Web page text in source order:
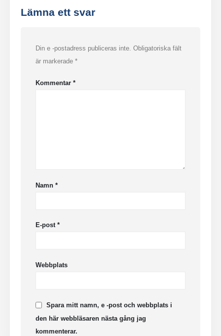
Lämna ett svar
Din e -postadress publiceras inte. Obligatoriska fält
är markerade*
Kommentar*
Namn*
E-post*
Webbplats
Spara mitt namn, e -post och webbplats i
den här webbläsaren nästa gång jag
kommenterar.